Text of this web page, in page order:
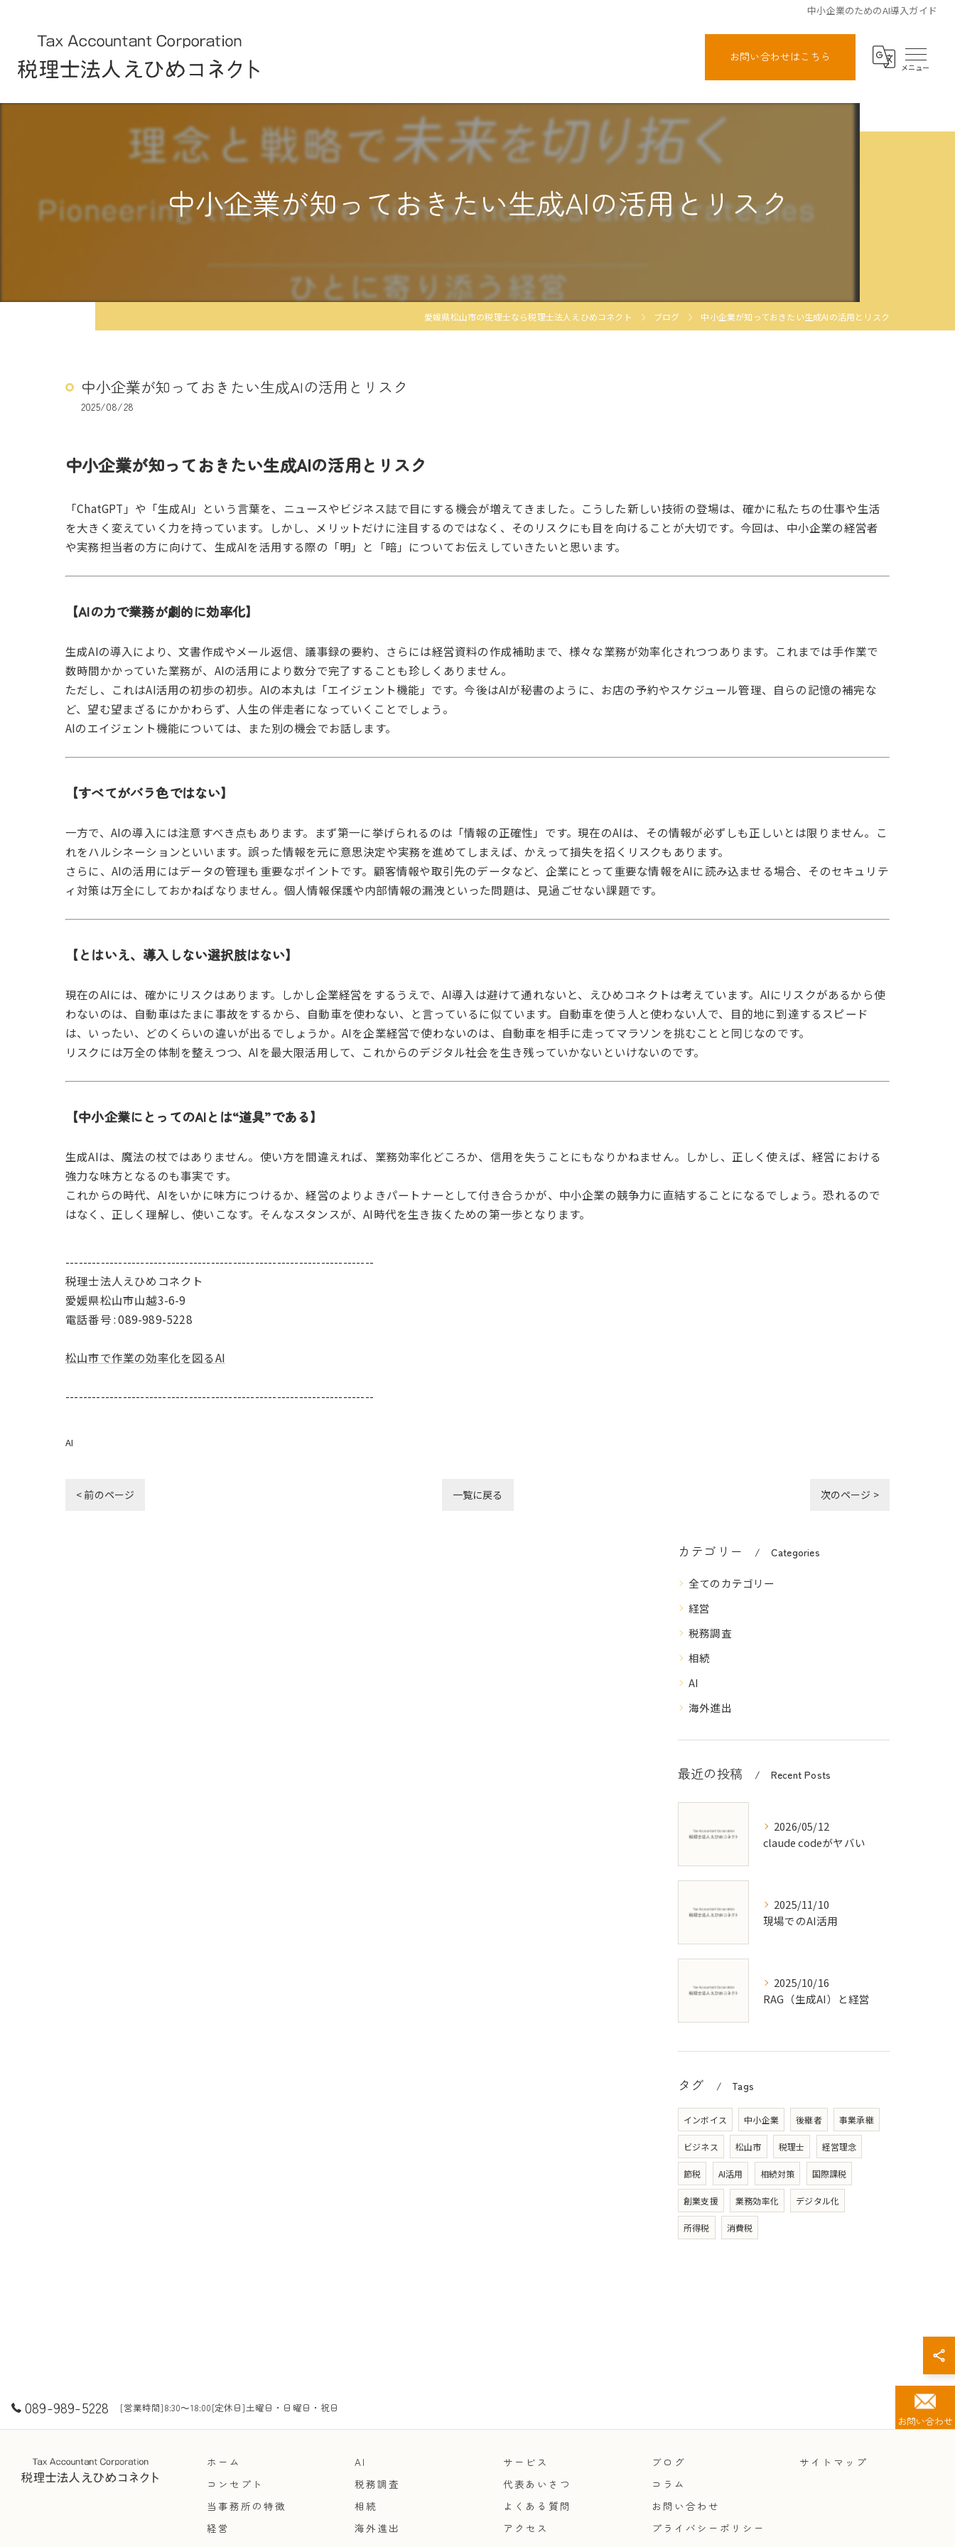
中小企業のためのAI導入ガイド
お問い合わせはこちら
中小企業が知っておきたい生成AIの活用とリスク
愛媛県松山市の税理士なら税理士法人えひめコネクト ブログ 中小企業が知っておきたい生成AIの活用とリスク
中小企業が知っておきたい生成AIの活用とリスク
2025/08/28
中小企業が知っておきたい生成AIの活用とリスク
「ChatGPT」や「生成AI」という言葉を、ニュースやビジネス誌で目にする機会が増えてきました。こうした新しい技術の登場は、確かに私たちの仕事や生活
を大きく変えていく力を持っています。しかし、メリットだけに注目するのではなく、そのリスクにも目を向けることが大切です。今回は、中小企業の経営者
や実務担当者の方に向けて、生成AIを活用する際の「明」と「暗」についてお伝えしていきたいと思います。
【AIの力で業務が劇的に効率化】
生成AIの導入により、文書作成やメール返信、議事録の要約、さらには経営資料の作成補助まで、様々な業務が効率化されつつあります。これまでは手作業で
数時間かかっていた業務が、AIの活用により数分で完了することも珍しくありません。
ただし、これはAI活用の初歩の初歩。AIの本丸は「エイジェント機能」です。今後はAIが秘書のように、お店の予約やスケジュール管理、自らの記憶の補完な
ど、望む望まざるにかかわらず、人生の伴走者になっていくことでしょう。
AIのエイジェント機能については、また別の機会でお話します。
【すべてがバラ色ではない】
一方で、AIの導入には注意すべき点もあります。まず第一に挙げられるのは「情報の正確性」です。現在のAIは、その情報が必ずしも正しいとは限りません。こ
れをハルシネーションといいます。誤った情報を元に意思決定や実務を進めてしまえば、かえって損失を招くリスクもあります。
さらに、AIの活用にはデータの管理も重要なポイントです。顧客情報や取引先のデータなど、企業にとって重要な情報をAIに読み込ませる場合、そのセキュリテ
ィ対策は万全にしておかねばなりません。個人情報保護や内部情報の漏洩といった問題は、見過ごせない課題です。
【とはいえ、導入しない選択肢はない】
現在のAIには、確かにリスクはあります。しかし企業経営をするうえで、AI導入は避けて通れないと、えひめコネクトは考えています。AIにリスクがあるから使
わないのは、自動車はたまに事故をするから、自動車を使わない、と言っているに似ています。自動車を使う人と使わない人で、目的地に到達するスピード
は、いったい、どのくらいの違いが出るでしょうか。AIを企業経営で使わないのは、自動車を相手に走ってマラソンを挑むことと同じなのです。
リスクには万全の体制を整えつつ、AIを最大限活用して、これからのデジタル社会を生き残っていかないといけないのです。
【中小企業にとってのAIとは“道具”である】
生成AIは、魔法の杖ではありません。使い方を間違えれば、業務効率化どころか、信用を失うことにもなりかねません。しかし、正しく使えば、経営における
強力な味方となるのも事実です。
これからの時代、AIをいかに味方につけるか、経営のよりよきパートナーとして付き合うかが、中小企業の競争力に直結することになるでしょう。恐れるので
はなく、正しく理解し、使いこなす。そんなスタンスが、AI時代を生き抜くための第一歩となります。
----------------------------------------------------------------------
税理士法人えひめコネクト
愛媛県松山市山越3-6-9
電話番号 : 089-989-5228
松山市で作業の効率化を図るAI
----------------------------------------------------------------------
AI
< 前のページ 一覧に戻る 次のページ >
カテゴリー Categories
全てのカテゴリー
経営
税務調査
相続
AI
海外進出
最近の投稿 Recent Posts
2026/05/12
claude codeがヤバい
2025/11/10
現場でのAI活用
2025/10/16
RAG（生成AI）と経営
タグ Tags
インボイス 中小企業 後継者 事業承継
ビジネス 松山市 税理士 経営理念
節税 AI活用 相続対策 国際課税
創業支援 業務効率化 デジタル化
所得税 消費税
089-989-5228
[営業時間]8:30～18:00[定休日]土曜日・日曜日・祝日
お問い合わせ
ホーム
コンセプト
当事務所の特徴
経営
AI
税務調査
相続
海外進出
サービス
代表あいさつ
よくある質問
アクセス
ブログ
コラム
お問い合わせ
プライバシーポリシー
サイトマップ